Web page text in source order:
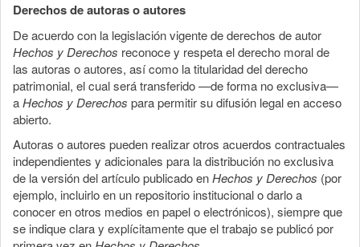
Derechos de autoras o autores
De acuerdo con la legislación vigente de derechos de autor
Hechos y Derechos reconoce y respeta el derecho moral de
las autoras o autores, así como la titularidad del derecho
patrimonial, el cual será transferido —de forma no exclusiva—
aHechos y Derechos para permitir su difusión legal en acceso
abierto.
Autoras o autores pueden realizar otros acuerdos contractuales
independientes y adicionales para la distribución no exclusiva
de la versión del artículo publicado enHechos y Derechos (por
ejemplo, incluirlo en un repositorio institucional o darlo a
conocer en otros medios en papel o electrónicos), siempre que
se indique clara y explícitamente que el trabajo se publicó por